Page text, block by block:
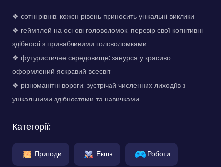
❖ сотні рівнів: кожен рівень приносить унікальні виклики
❖ геймплей на основі головоломок: перевір свої когнітивні
здібності з привабливими головоломками
❖ футуристичне середовище: занурся у красиво
оформлений яскравий всесвіт
❖ різноманітні вороги: зустрічай численних лиходіїв з
унікальними здібностями та навичками
Категорії:
Пригоди Екшн Роботи